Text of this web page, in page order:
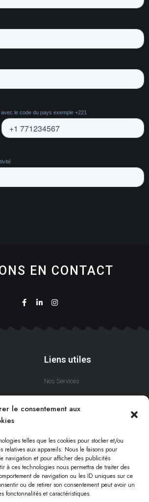
le consentement aux
telles que les cookies pour stocker et/ou
relatives aux appareils. Nous le faisons pour
navigation et pour afficher des publicités
à ces technologies nous permettra de traiter des
de navigation ou les ID uniques sur ce
ou de retirer son consentement peut avoir un
fonctonnalités et caractéristiques.
EN CONTACT
créer des
qui
Liens utiles
Nos Services
A Propos